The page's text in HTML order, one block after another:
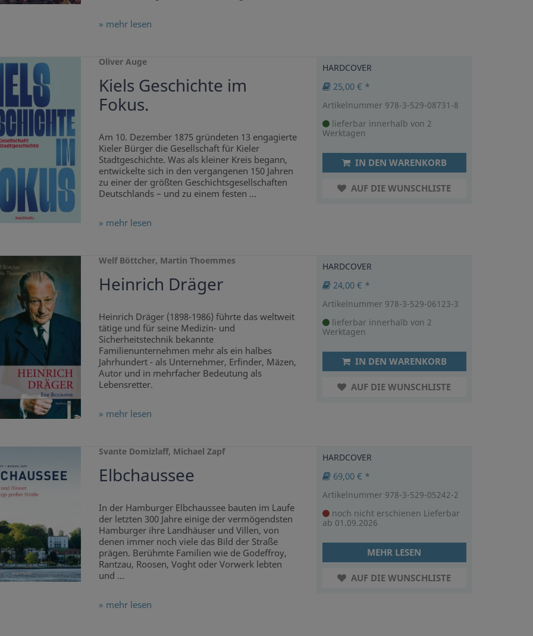
» mehr lesen
Oliver Auge
Kiels Geschichte im
Fokus.
Am 10. Dezember 1875 gründeten 13 engagierte
Kieler Bürger die Gesellschaft für Kieler
Stadtgeschichte. Was als kleiner Kreis begann,
entwickelte sich in den vergangenen 150 Jahren
zu einer der größten Geschichtsgesellschaften
Deutschlands – und zu einem festen ...
» mehr lesen
HARDCOVER
25,00 € *
Artikelnummer 978-3-529-08731-8
lieferbar innerhalb von 2
Werktagen
IN DEN WARENKORB
AUF DIE WUNSCHLISTE
Welf Böttcher, Martin Thoemmes
Heinrich Dräger
Heinrich Dräger (1898-1986) führte das weltweit
tätige und für seine Medizin- und
Sicherheitstechnik bekannte
Familienunternehmen mehr als ein halbes
Jahrhundert - als Unternehmer, Erfinder, Mäzen,
Autor und in mehrfacher Bedeutung als
Lebensretter.
» mehr lesen
HARDCOVER
24,00 € *
Artikelnummer 978-3-529-06123-3
lieferbar innerhalb von 2
Werktagen
IN DEN WARENKORB
AUF DIE WUNSCHLISTE
Svante Domizlaff, Michael Zapf
Elbchaussee
In der Hamburger Elbchaussee bauten im Laufe
der letzten 300 Jahre einige der vermögendsten
Hamburger ihre Landhäuser und Villen, von
denen immer noch viele das Bild der Straße
prägen. Berühmte Familien wie de Godeffroy,
Rantzau, Roosen, Voght oder Vorwerk lebten
und ...
» mehr lesen
HARDCOVER
69,00 € *
Artikelnummer 978-3-529-05242-2
noch nicht erschienen Lieferbar
ab 01.09.2026
MEHR LESEN
AUF DIE WUNSCHLISTE